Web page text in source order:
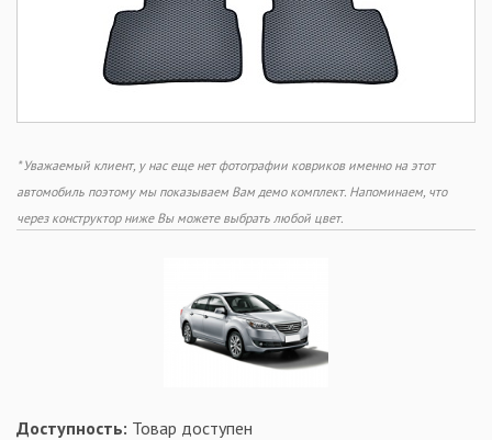
* Уважаемый клиент, у нас еще нет фотографии ковриков именно на этот
автомобиль поэтому мы показываем Вам демо комплект. Напоминаем, что
через конструктор ниже Вы можете выбрать любой цвет.
Доступность: Товар доступен